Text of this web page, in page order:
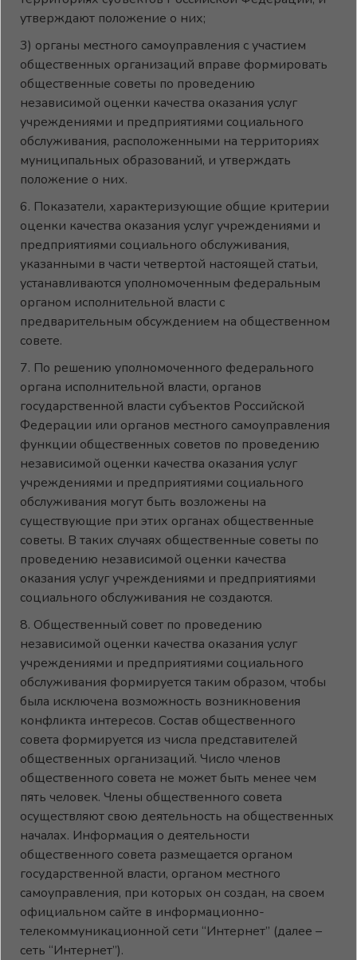
утверждают положение о них;
3) органы местного самоуправления с участием
общественных организаций вправе формировать
общественные советы по проведению
независимой оценки качества оказания услуг
учреждениями и предприятиями социального
обслуживания, расположенными на территориях
муниципальных образований, и утверждать
положение о них.
6. Показатели, характеризующие общие критерии
оценки качества оказания услуг учреждениями и
предприятиями социального обслуживания,
указанными в части четвертой настоящей статьи,
устанавливаются уполномоченным федеральным
органом исполнительной власти с
предварительным обсуждением на общественном
совете.
7. По решению уполномоченного федерального
органа исполнительной власти, органов
государственной власти субъектов Российской
Федерации или органов местного самоуправления
функции общественных советов по проведению
независимой оценки качества оказания услуг
учреждениями и предприятиями социального
обслуживания могут быть возложены на
существующие при этих органах общественные
советы. В таких случаях общественные советы по
проведению независимой оценки качества
оказания услуг учреждениями и предприятиями
социального обслуживания не создаются.
8. Общественный совет по проведению
независимой оценки качества оказания услуг
учреждениями и предприятиями социального
обслуживания формируется таким образом, чтобы
была исключена возможность возникновения
конфликта интересов. Состав общественного
совета формируется из числа представителей
общественных организаций. Число членов
общественного совета не может быть менее чем
пять человек. Члены общественного совета
осуществляют свою деятельность на общественных
началах. Информация о деятельности
общественного совета размещается органом
государственной власти, органом местного
самоуправления, при которых он создан, на своем
официальном сайте в информационно-
телекоммуникационной сети “Интернет” (далее –
сеть “Интернет”).